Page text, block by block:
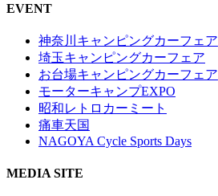
EVENT
神奈川キャンピングカーフェア
埼玉キャンピングカーフェア
お台場キャンピングカーフェア
モーターキャンプEXPO
昭和レトロカーミート
痛車天国
NAGOYA Cycle Sports Days
MEDIA SITE